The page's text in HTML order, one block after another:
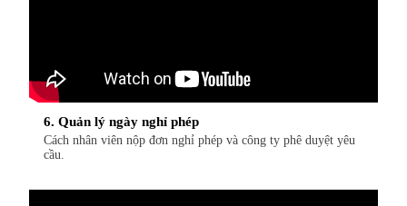
6. Quản lý ngày nghỉ phép
Cách nhân viên nộp đơn nghỉ phép và công ty phê duyệt yêu
cầu.